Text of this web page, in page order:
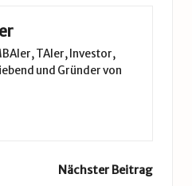
TAler, Investor,
und Gründer von
Nächster Beitrag